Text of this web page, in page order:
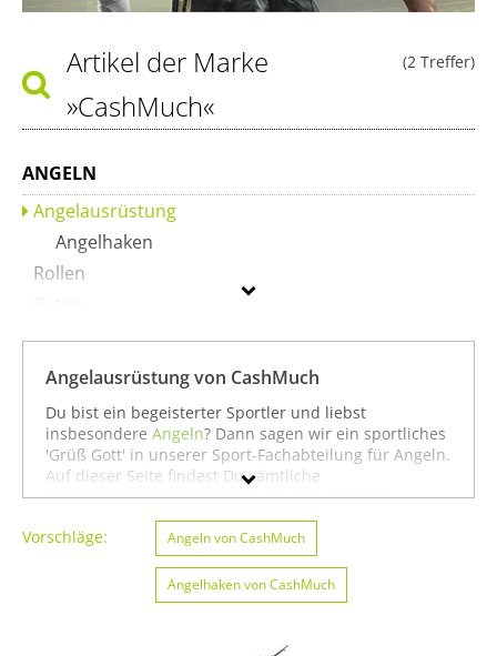
(2 Treffer)
Artikel der Marke
»CashMuch«
ANGELN
Angelausrüstung
Angelhaken
Rollen
CashMuch
Geschlecht
Preis
Farbe
Angelausrüstung von CashMuch
Du bist ein begeisterter Sportler und liebst
insbesondere Angeln? Dann sagen wir ein sportliches
'Grüß Gott' in unserer Sport-Fachabteilung für Angeln.
Auf dieser Seite findest Du sämtliche
Angelausrüstung von CashMuch aus unserem
Sortiment. Du kannst auch gezieltAngeln von
CashMuch
Bootssport von CashMuch
Oder Du schaust etwas breiter und siehst Dich auf
unserer Seite mit sämtlichen Sportartikeln von
oder unter allen Produkten für den Sport
wir Dir weiter viel Spaß und Erfolg beim Angeln!
Vorschläge: Angeln von CashMuch
Angelhaken von CashMuch